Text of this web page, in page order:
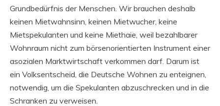
Grundbedürfnis der Menschen. Wir brauchen deshalb
keinen Mietwahnsinn, keinen Mietwucher, keine
Mietspekulanten und keine Miethaie, weil bezahlbarer
Wohnraum nicht zum börsenorientierten Instrument einer
asozialen Marktwirtschaft verkommen darf. Darum ist
ein Volksentscheid, die Deutsche Wohnen zu enteignen,
notwendig, um die Spekulanten abzuschrecken und in die
Schranken zu verweisen.